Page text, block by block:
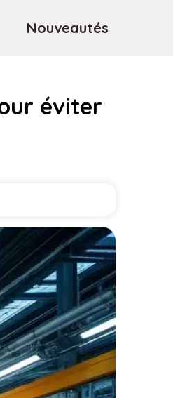
Nouveautés
éviter